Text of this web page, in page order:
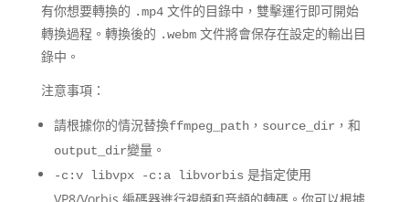
有你想要轉換的 .mp4文件的目錄中，雙擊運行即可開始
轉換過程。轉換後的 .webm文件將會保存在設定的輸出目
錄中。
注意事項：
請根據你的情況替換ffmpeg_path， source_dir ，和
output_dir變量。
-c:v libvpx -c:a libvorbis 是指定使用